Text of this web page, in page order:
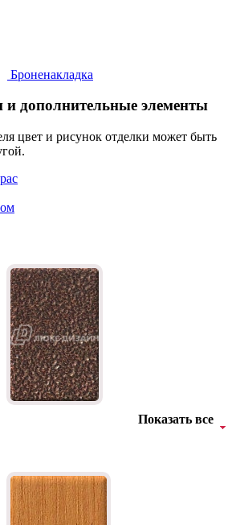
Броненакладка
и дополнительные элементы
цвет и рисунок отделки может быть
Показать все